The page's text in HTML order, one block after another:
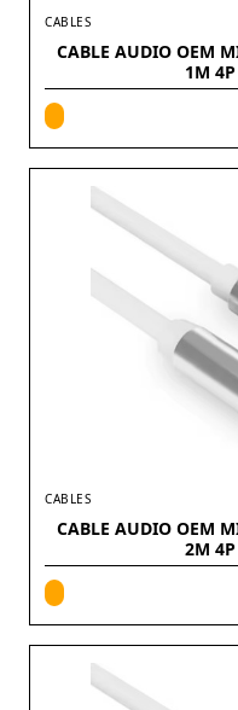
CABLES
CABLE AUDIO OEM
1M
CABLES
CABLE AUDIO OEM
2M